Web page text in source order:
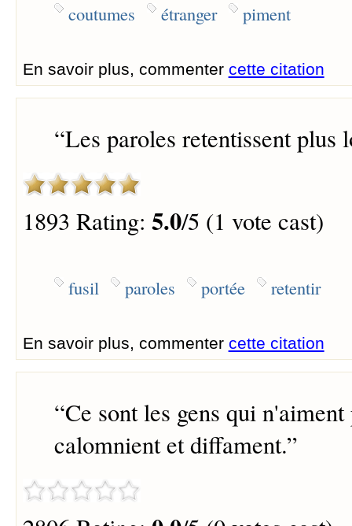
coutumes étranger piment
En savoir plus, commenter cette citation
“Les paroles retentissent plus
1893 Rating: 5.0/5 (1 vote cast)
fusil paroles portée retentir
En savoir plus, commenter cette citation
“Ce sont les gens qui n'aiment
calomnient et diffament.”